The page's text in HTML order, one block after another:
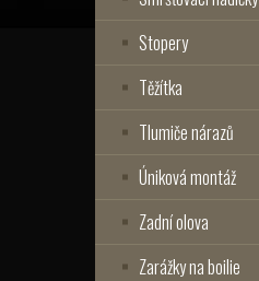
Stopery
Těžítka
Tlumiče nárazů
Úniková montáž
Zadní olova
Zarážky na boilie